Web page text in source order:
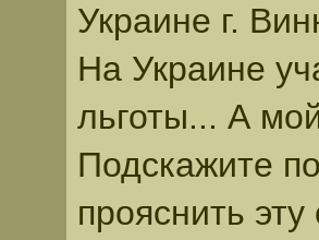
Украине г.
На Украине
льготы... А
Подскажите
прояснить